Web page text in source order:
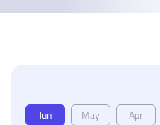
Apr
May
Jun